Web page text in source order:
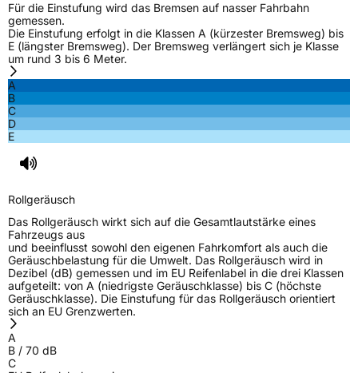
Für die Einstufung wird das Bremsen auf nasser Fahrbahn
gemessen.
Die Einstufung erfolgt in die Klassen A (kürzester Bremsweg) bis
E (längster Bremsweg). Der Bremsweg verlängert sich je Klasse
um rund 3 bis 6 Meter.
A
B
C
D
E
Rollgeräusch
Das Rollgeräusch wirkt sich auf die Gesamtlautstärke eines
Fahrzeugs aus
und beeinflusst sowohl den eigenen Fahrkomfort als auch die
Geräuschbelastung für die Umwelt. Das Rollgeräusch wird in
Dezibel (dB) gemessen und im EU Reifenlabel in die drei Klassen
aufgeteilt: von A (niedrigste Geräuschklasse) bis C (höchste
Geräuschklasse). Die Einstufung für das Rollgeräusch orientiert
sich an EU Grenzwerten.
A
B / 70 dB
C